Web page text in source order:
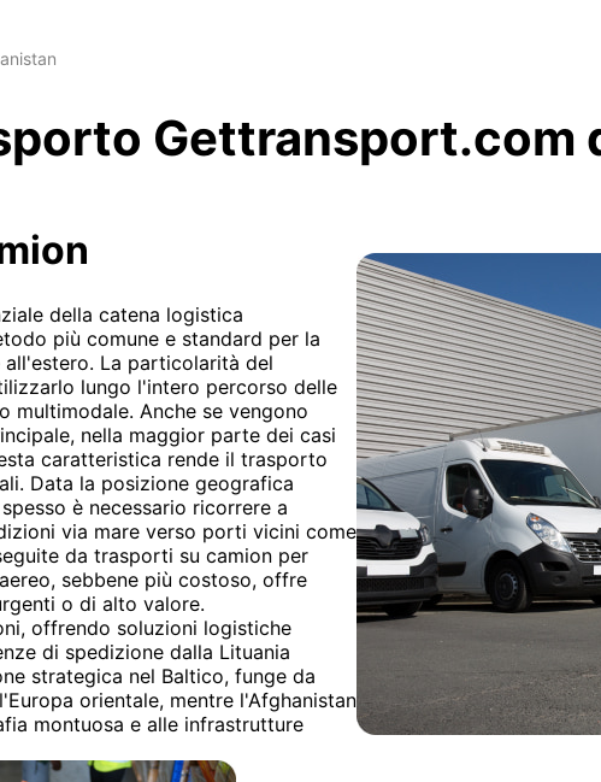
Gettransport.com
della catena logistica
più comune e standard per la
La particolarità del
lungo l'intero percorso delle
Anche se vengono
nella maggior parte dei casi
caratteristica rende il trasporto
Data la posizione geografica
è necessario ricorrere a
via mare verso porti vicini come
da trasporti su camion per
sebbene più costoso, offre
o di alto valore.
offrendo soluzioni logistiche
di spedizione dalla Lituania
strategica nel Baltico, funge da
orientale, mentre l'Afghanistan
montuosa e alle infrastrutture